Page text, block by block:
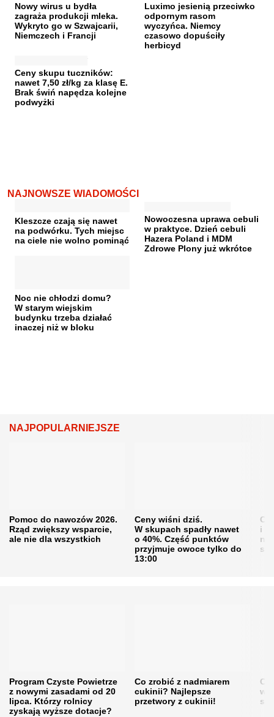
Nowy wirus u bydła
zagraża produkcji mleka.
Wykryto go w Szwajcarii,
Niemczech i Francji
Luximo jesienią przeciwko
odpornym rasom
wyczyńca. Niemcy
czasowo dopuściły
herbicyd
Ceny skupu tuczników:
nawet 7,50 zł/kg za klasę E.
Brak świń napędza kolejne
podwyżki
NAJNOWSZE WIADOMOŚCI
Kleszcze czają się nawet
na podwórku. Tych miejsc
na ciele nie wolno pominąć
Nowoczesna uprawa cebuli
w praktyce. Dzień cebuli
Hazera Poland i MDM
Zdrowe Plony już wkrótce
Noc nie chłodzi domu?
W starym wiejskim
budynku trzeba działać
inaczej niż w bloku
NAJPOPULARNIEJSZE
Pomoc do nawozów 2026.
Rząd zwiększy wsparcie,
ale nie dla wszystkich
Ceny wiśni dziś.
W skupach spadły nawet
o 40%. Część punktów
przyjmuje owoce tylko do
13:00
i
Program Czyste Powietrze
z nowymi zasadami od 20
lipca. Którzy rolnicy
zyskają wyższe dotacje?
Co zrobić z nadmiarem
cukinii? Najlepsze
przetwory z cukinii!
w